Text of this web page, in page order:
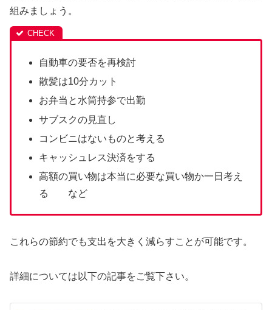
組みましょう。
自動車の要否を再検討
散髪は10分カット
お弁当と水筒持参で出勤
サブスクの見直し
コンビニはないものと考える
キャッシュレス決済をする
高額の買い物は本当に必要な買い物か一日考え
る など
これらの節約でも支出を大きく減らすことが可能です。
詳細については以下の記事をご覧下さい。